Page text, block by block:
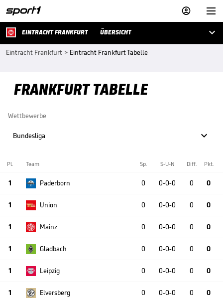


EINTRACHT FRANKFURT ÜBERSICHT 
Eintracht Frankfurt > Eintracht Frankfurt Tabelle
FRANKFURT TABELLE
Wettbewerbe
Bundesliga 
Pl. Team Sp. S-U-N Diff. Pkt.
1 Paderborn 0 0-0-0 0 0
1 Union 0 0-0-0 0 0
1 Mainz 0 0-0-0 0 0
1 Gladbach 0 0-0-0 0 0
1 Leipzig 0 0-0-0 0 0
1 Elversberg 0 0-0-0 0 0